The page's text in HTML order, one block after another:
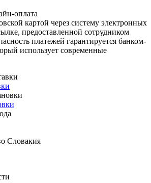
оплата
картой через систему электронных
предоставленной сотрудником
платежей гарантируется банком-
использует современные